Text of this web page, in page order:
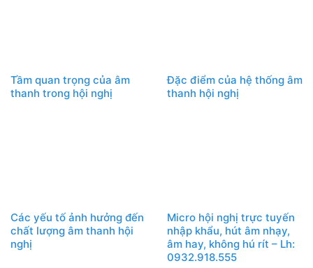
Tầm quan trọng của âm
thanh trong hội nghị
Đặc điểm của hệ thống âm
thanh hội nghị
Các yếu tố ảnh hưởng đến
chất lượng âm thanh hội
nghị
Micro hội nghị trực tuyến
nhập khẩu, hút âm nhạy,
âm hay, không hú rít – Lh:
0932.918.555